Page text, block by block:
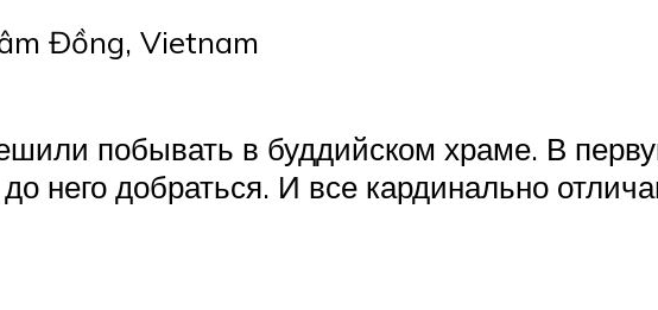
Đồng, Vietnam
побывать в буддийском храме. В
него добраться. И все кардинально